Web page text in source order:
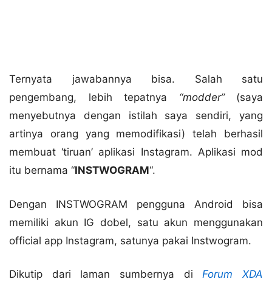
Ternyata jawabannya bisa. Salah satu
pengembang, lebih tepatnya “modder”(saya
menyebutnya dengan istilah saya sendiri, yang
artinya orang yang memodifikasi) telah berhasil
membuat ‘tiruan’ aplikasi Instagram. Aplikasi mod
itu bernama “INSTWOGRAM“.
Dengan INSTWOGRAM pengguna Android bisa
memiliki akun IG dobel, satu akun menggunakan
official app Instagram, satunya pakai Instwogram.
Dikutip dari laman sumbernya diForum XDA